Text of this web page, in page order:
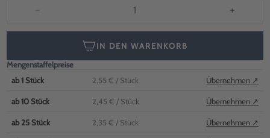
− +
IN DEN WARENKORB
Mengenstaffelpreise
ab1 Stück 2,55 € / Stück Übernehmen ↗
ab10 Stück 2,45 € / Stück Übernehmen ↗
ab 25 Stück 2,35 € / Stück Übernehmen ↗